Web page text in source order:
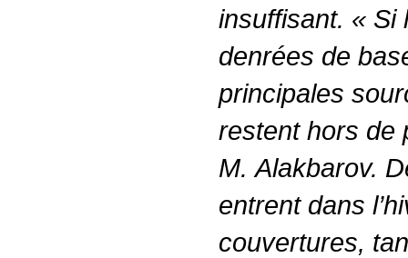
insuffisant. « Si
denrées de
principales
restent hors de
M. Alakbarov.
entrent dans
couvertures,